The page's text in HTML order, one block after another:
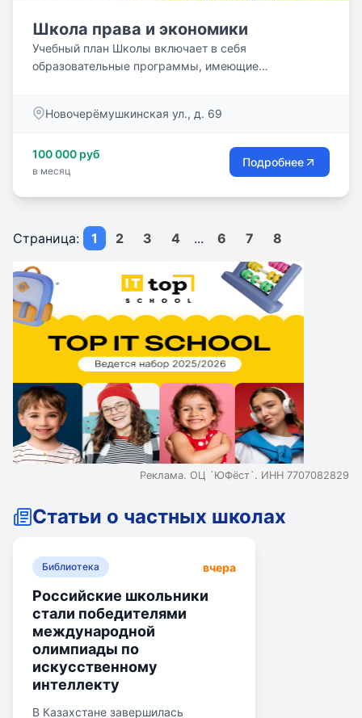
Школа права и экономики
Учебный план Школы включает в себя
образовательные программы, имеющие
Новочерёмушкинская ул., д. 69
100 000 руб
в месяц
Подробнее
Страница: 1 2 3 4 ... 6 7 8
Реклама. ОЦ `ЮФёст`. ИНН 7707082829
Статьи о частных школах
Библиотека вчера
Российские школьники
стали победителями
международной
олимпиады по
искусственному
интеллекту
В Казахстане завершилась